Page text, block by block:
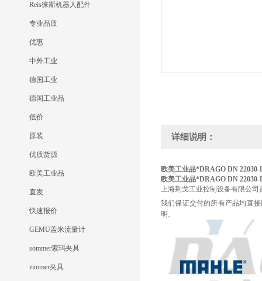
Reis徕斯机器人配件
专业品质
优惠
中外工业
德国工业
德国工业品
低价
原装
优质货源
欧美工业品
直发
快速报价
GEMU盖米流量计
sommer索玛夹具
zimmer夹具
详细说明：
欧美工业品*DRAGO DN 22030-
欧美工业品*DRAGO DN 22030-
上海荆戈工业控制设备有限公
我们保证交付的所有产品均直
明。